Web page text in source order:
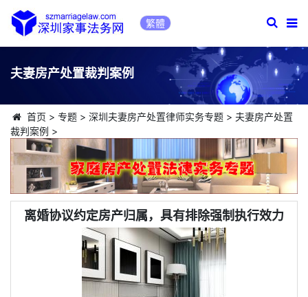
繁體
夫妻房产处置裁判案例
首页 > 专题> 深圳夫妻房产处置律师实务专题> 夫妻房产处置
裁判案例 >
离婚协议约定房产归属，具有排除强制执行效力